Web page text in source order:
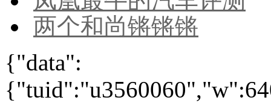
两个和尚锵锵锵
{"data":